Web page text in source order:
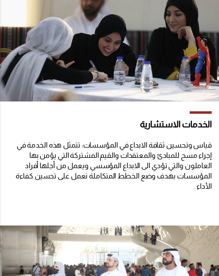
الخدمات الاستشارية
قياس وتحسين ثقافة الابداع في المؤسسات: تتمثل هذه الخدمة في
إجراء مسح للمبادئ والمعتقدات والقيم المشتركة التي يؤمن بها
العاملون والتي تؤدي الى الابداع المؤسسي ويعمل من أجلها أفراد
المؤسسات بهدف وضع الخطط المتكاملة تعمل على تحسين كفاءة
الأداء .